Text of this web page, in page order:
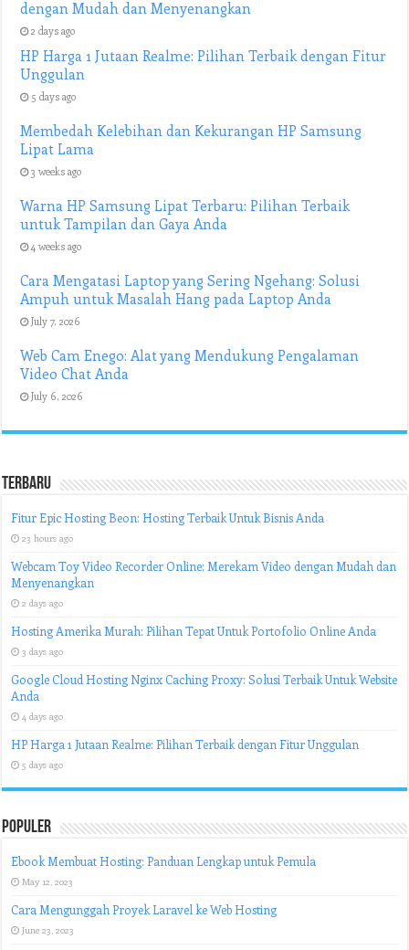
dengan Mudah dan Menyenangkan
2 days ago
HP Harga 1 Jutaan Realme: Pilihan Terbaik dengan Fitur
Unggulan
5 days ago
Membedah Kelebihan dan Kekurangan HP Samsung
Lipat Lama
3 weeks ago
Warna HP Samsung Lipat Terbaru: Pilihan Terbaik
untuk Tampilan dan Gaya Anda
4 weeks ago
Cara Mengatasi Laptop yang Sering Ngehang: Solusi
Ampuh untuk Masalah Hang pada Laptop Anda
July 7, 2026
Web Cam Enego: Alat yang Mendukung Pengalaman
Video Chat Anda
July 6, 2026
Terbaru
Fitur Epic Hosting Beon: Hosting Terbaik Untuk Bisnis Anda
23 hours ago
Webcam Toy Video Recorder Online: Merekam Video dengan Mudah dan
Menyenangkan
2 days ago
Hosting Amerika Murah: Pilihan Tepat Untuk Portofolio Online Anda
3 days ago
Google Cloud Hosting Nginx Caching Proxy: Solusi Terbaik Untuk Website
Anda
4 days ago
HP Harga 1 Jutaan Realme: Pilihan Terbaik dengan Fitur Unggulan
5 days ago
Populer
Ebook Membuat Hosting: Panduan Lengkap untuk Pemula
May 12, 2023
Cara Mengunggah Proyek Laravel ke Web Hosting
June 23, 2023